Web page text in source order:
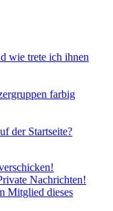
wie trete ich ihnen
farbig
der Startseite?
Nachrichten!
Mitglied dieses